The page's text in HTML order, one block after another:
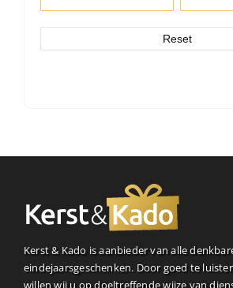
Reset
Kerst & Kado is aanbieder van alle
eindejaarsgeschenken. Door goed te
willen wij u op doeltreffende wijze van